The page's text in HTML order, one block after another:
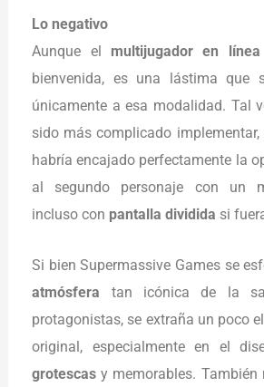
Lo negativo
Aunque el multijugador en línea
bienvenida, es una lástima que
únicamente a esa modalidad. Tal
sido más complicado
habría encajado perfectamente la
al segundo personaje con un
incluso con pantalla dividida si
Si bien Supermassive Games se
atmósfera tan icónica de la
protagonistas, se extraña un poco
original, especialmente en el
grotescas y memorables. También